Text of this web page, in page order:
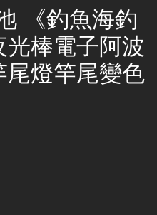
《釣魚海釣
棒電子阿波
燈竿尾變色